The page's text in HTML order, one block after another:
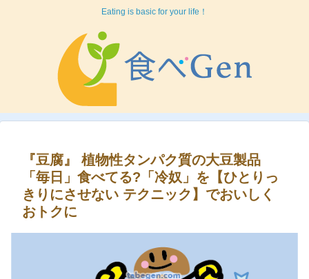
Eating is basic for your life！
『豆腐』 植物性タンパク質の大豆製品
「毎日」食べてる?「冷奴」を【ひとりっ
きりにさせない テクニック】でおいしく
おトクに